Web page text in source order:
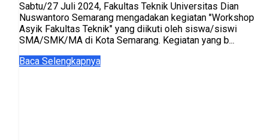
Sabtu/27 Juli 2024, Fakultas Teknik Universitas Dian
Nuswantoro Semarang mengadakan kegiatan "Workshop
Asyik Fakultas Teknik" yang diikuti oleh siswa/siswi
SMA/SMK/MA di Kota Semarang. Kegiatan yang b...
Baca Selengkapnya